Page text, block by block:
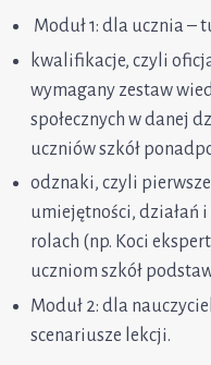
Moduł 1: dla ucznia –
kwalifikacje, czyli
wymagany zestaw
społecznych w danej
uczniów szkół
odznaki, czyli
umiejętności, działań
rolach (np. Koci
uczniom szkół
Moduł 2: dla
scenariusze lekcji.